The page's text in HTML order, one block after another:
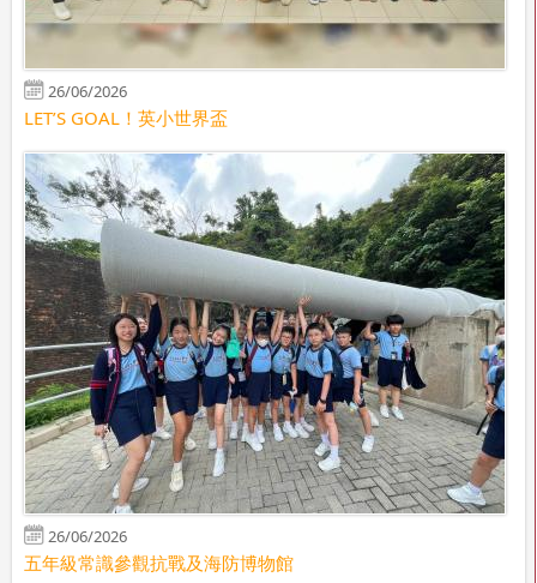
26/06/2026
LET’S GOAL！英小世界盃
26/06/2026
五年級常識參觀抗戰及海防博物館